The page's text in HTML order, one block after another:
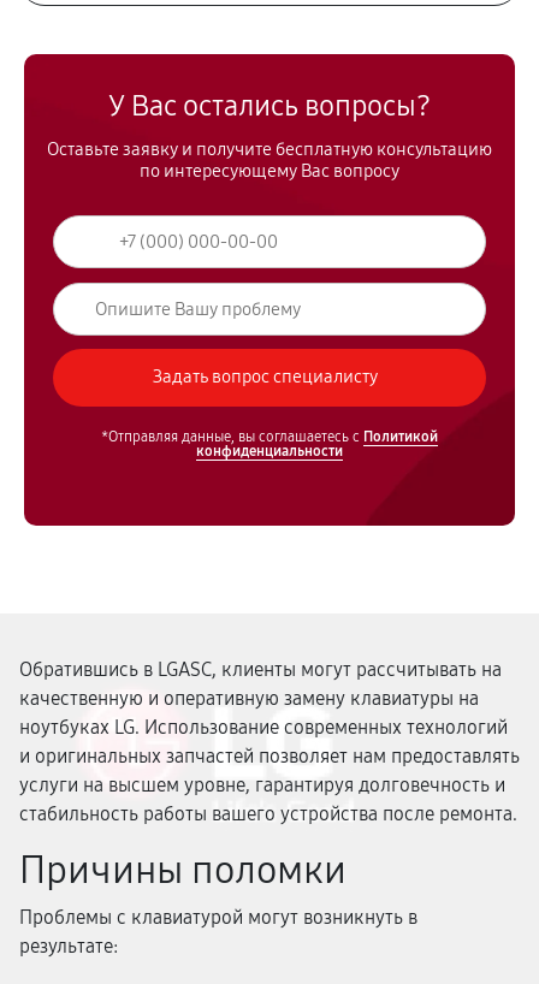
У Вас остались вопросы?
Оставьте заявку и получите бесплатную консультацию
по интересующему Вас вопросу
*Отправляя данные, вы соглашаетесь с Политикой
конфиденциальности
Обратившись в LGASC, клиенты могут рассчитывать на
качественную и оперативную замену клавиатуры на
ноутбуках LG. Использование современных технологий
и оригинальных запчастей позволяет нам предоставлять
услуги на высшем уровне, гарантируя долговечность и
стабильность работы вашего устройства после ремонта.
Причины поломки
Проблемы с клавиатурой могут возникнуть в
результате: